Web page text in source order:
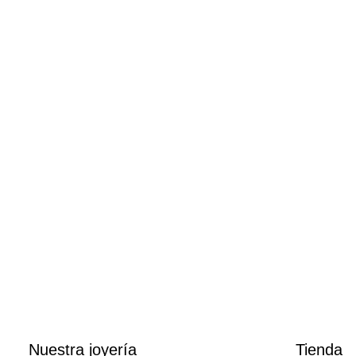
Nuestra joyería Tienda